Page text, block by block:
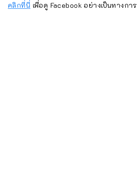
คลิกที่นี่ เพื่อดู Facebook อย่างเป็นทางการ